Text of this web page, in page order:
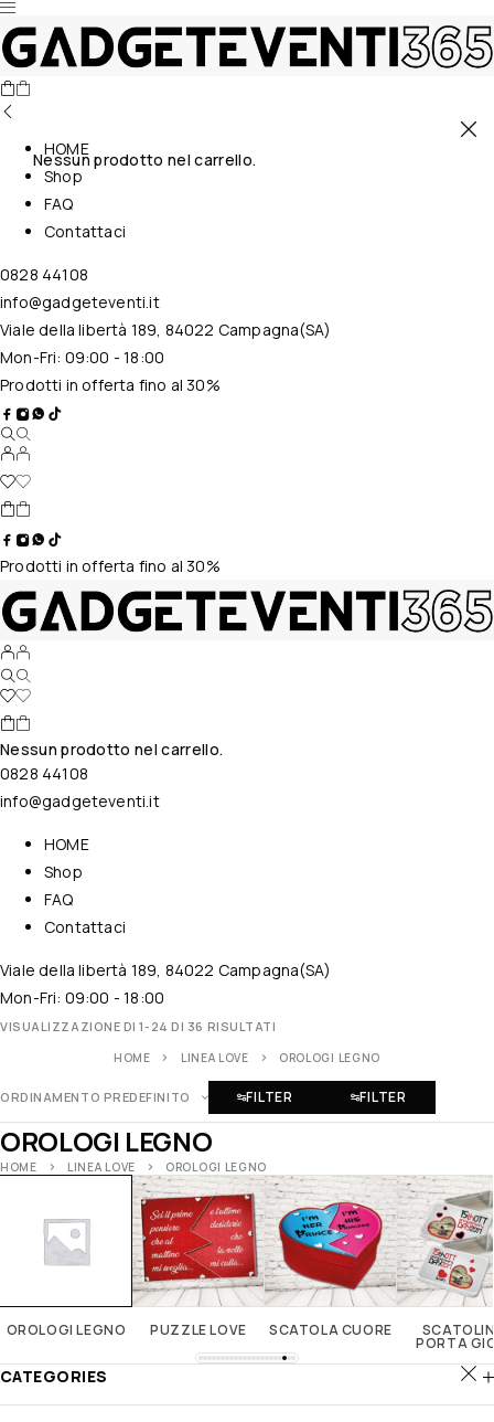
Nessun prodotto nel carrello.
HOME
Shop
FAQ
Contattaci
0828 44108
info@gadgeteventi.it
Viale della libertà 189, 84022 Campagna(SA)
Mon-Fri: 09:00 - 18:00
Prodotti in offerta fino al 30%
Prodotti in offerta fino al 30%
Nessun prodotto nel carrello.
0828 44108
info@gadgeteventi.it
HOME
Shop
FAQ
Contattaci
Viale della libertà 189, 84022 Campagna(SA)
Mon-Fri: 09:00 - 18:00
VISUALIZZAZIONE DI 1-24 DI 36 RISULTATI
HOME LINEA LOVE OROLOGI LEGNO
ORDINAMENTO PREDEFINITO FILTER FILTER
OROLOGI LEGNO
HOME LINEA LOVE OROLOGI LEGNO
OROLOGI LEGNO PUZZLE LOVE SCATOLA CUORE
PORTA
CATEGORIES